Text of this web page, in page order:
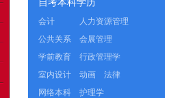
会计
人力资源管理
公共关系
会展管理
学前教育
行政管理学
室内设计
动画
法律
网络本科
护理学